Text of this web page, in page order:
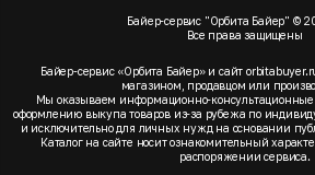
Байер-сервис "Орбита Байер" ©
Все права защищены
Байер-сервис «Орбита Байер» и сайт
магазином, продавцом или
Мы оказываем информационно-консультационные
оформлению выкупа товаров из-за рубежа по
и исключительно для личных нужд на основании
Каталог на сайте носит ознакомительный
распоряжении сервиса.